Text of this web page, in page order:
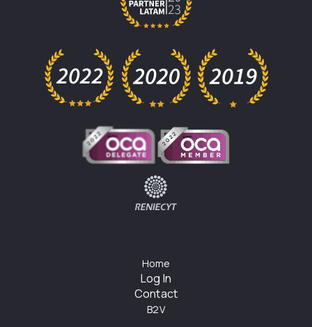
Home
Log In
Contact
B2V